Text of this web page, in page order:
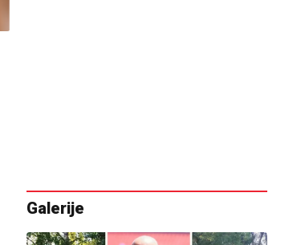
Galerije